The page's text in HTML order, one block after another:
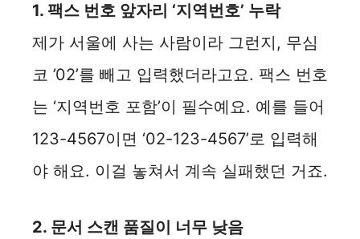
1. 팩스 번호 앞자리 ‘지역번호’ 누락
제가 서울에 사는 사람이라 그런지, 무심
코 ’02’를 빼고 입력했더라고요. 팩스 번호
는 ‘지역번호 포함’이 필수예요. 예를 들어
123-4567이면 ‘02-123-4567’로 입력해
야 해요. 이걸 놓쳐서 계속 실패했던 거죠.
2. 문서 스캔 품질이 너무 낮음